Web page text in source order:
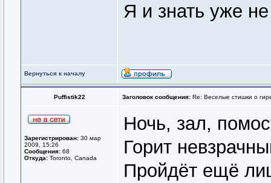
Я и знать уже
Вернуться к началу
Puffistik22 Заголовок сообщения: Re: Веселые стишки о
Зарегистрирован: 30 мар
2009, 15:26
Сообщения: 68
Откуда: Toronto, Canada
Ночь, зал,
Горит
Пройдёт ещё